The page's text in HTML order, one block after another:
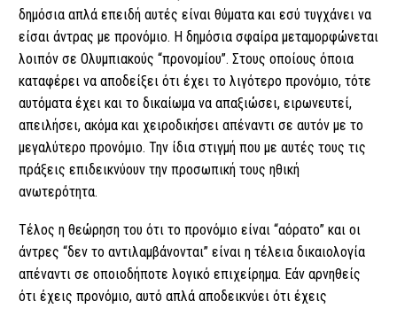
δημόσια απλά επειδή αυτές είναι θύματα και εσύ τυγχάνει να
είσαι άντρας με προνόμιο. Η δημόσια σφαίρα μεταμορφώνεται
λοιπόν σε Ολυμπιακούς “προνομίου”. Στους οποίους όποια
καταφέρει να αποδείξει ότι έχει το λιγότερο προνόμιο, τότε
αυτόματα έχει και το δικαίωμα να απαξιώσει, ειρωνευτεί,
απειλήσει, ακόμα και χειροδικήσει απέναντι σε αυτόν με το
μεγαλύτερο προνόμιο. Την ίδια στιγμή που με αυτές τους τις
πράξεις επιδεικνύουν την προσωπική τους ηθική
ανωτερότητα.
Τέλος η θεώρηση του ότι το προνόμιο είναι “αόρατο” και οι
άντρες “δεν το αντιλαμβάνονται” είναι η τέλεια δικαιολογία
απέναντι σε οποιοδήποτε λογικό επιχείρημα. Εάν αρνηθείς
ότι έχεις προνόμιο, αυτό απλά αποδεικνύει ότι έχεις